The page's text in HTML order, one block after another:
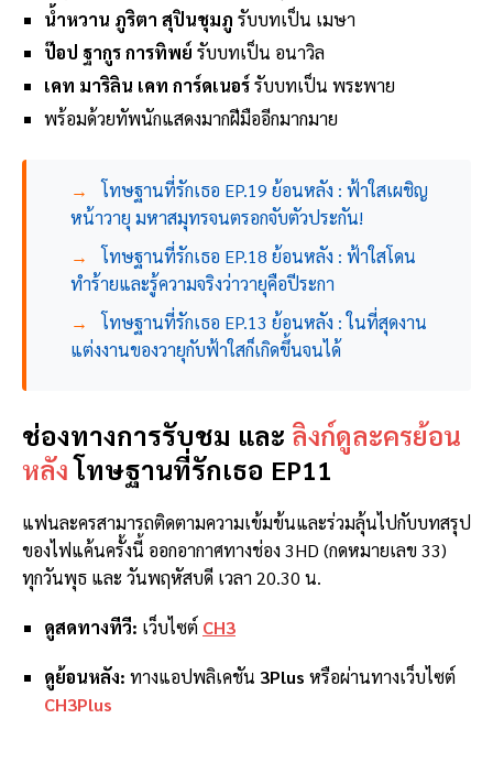
น้ำหวาน ภูริตา สุปินชุมภู รับบทเป็น เมษา
ป๊อป ฐากูร การทิพย์ รับบทเป็น อนาวิล
เคท มาริลิน เคท การ์ดเนอร์รับบทเป็น พระพาย
พร้อมด้วยทัพนักแสดงมากฝีมืออีกมากมาย
→
โทษฐานที่รักเธอ EP.19 ย้อนหลัง : ฟ้าใสเผชิญ
หน้าวายุ มหาสมุทรจนตรอกจับตัวประกัน!
→
โทษฐานที่รักเธอ EP.18 ย้อนหลัง : ฟ้าใสโดน
ทำร้ายและรู้ความจริงว่าวายุคือปีระกา
→
โทษฐานที่รักเธอ EP.13 ย้อนหลัง : ในที่สุดงาน
แต่งงานของวายุกับฟ้าใสก็เกิดขึ้นจนได้
ช่องทางการรับชม และ ลิงก์ดูละครย้อน
หลังโทษฐานที่รักเธอ EP11
แฟนละครสามารถติดตามความเข้มข้นและร่วมลุ้นไปกับบทสรุป
ของไฟแค้นครั้งนี้ ออกอากาศทางช่อง 3HD (กดหมายเลข 33)
ทุกวันพุธ และ วันพฤหัสบดี เวลา 20.30 น.
ดูสดทางทีวี: เว็บไซต์ CH3
ดูย้อนหลัง: ทางแอปพลิเคชัน 3Plus หรือผ่านทางเว็บไซต์
CH3Plus